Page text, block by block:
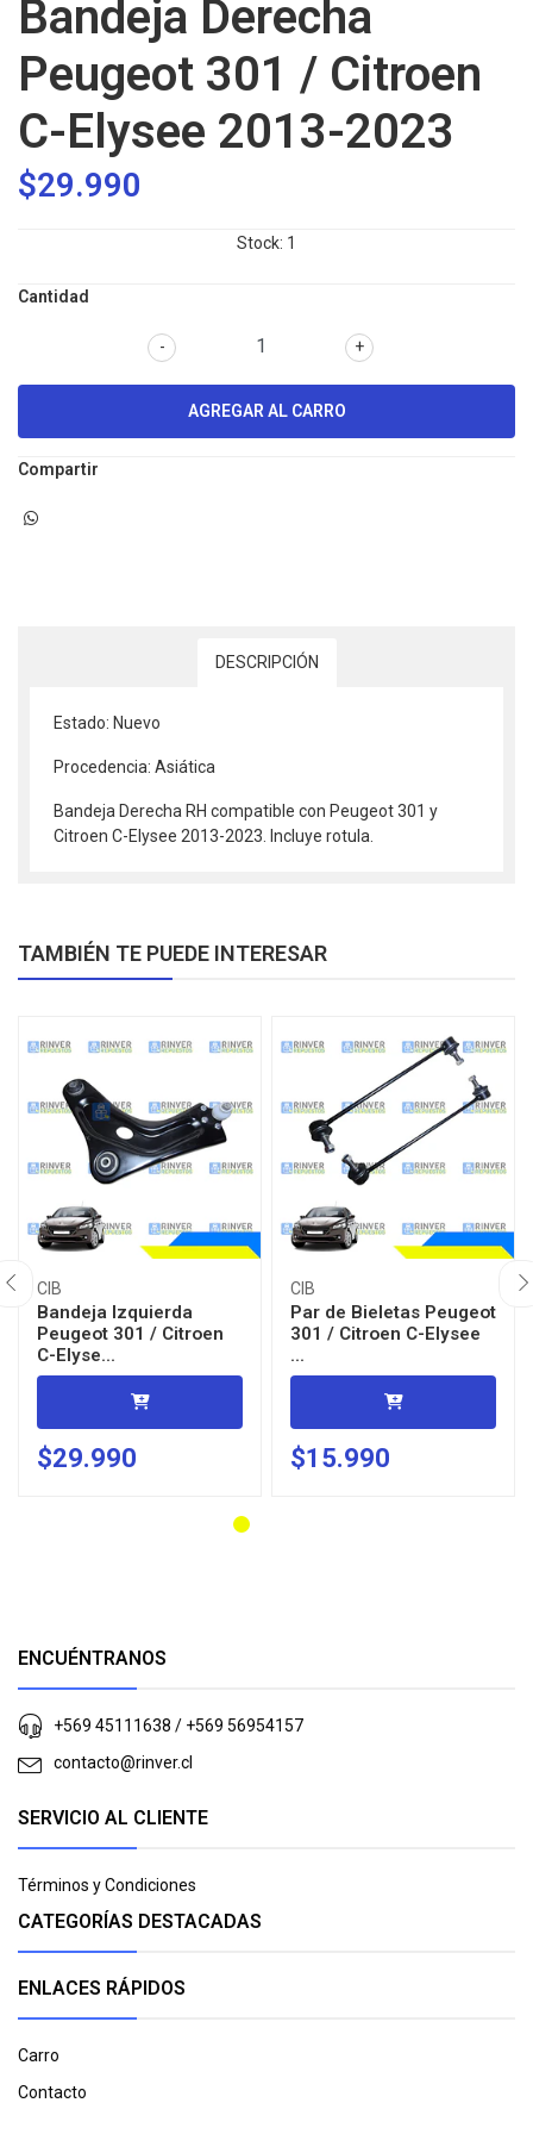
Bandeja Derecha
Peugeot 301 / Citroen
C-Elysee 2013-2023
$29.990
Stock: 1
Cantidad
+
-
Compartir
DESCRIPCIÓN
Estado: Nuevo
Procedencia: Asiática
Bandeja Derecha RH compatible con Peugeot 301 y
Citroen C-Elysee 2013-2023. Incluye rotula.
TAMBIÉN TE PUEDE INTERESAR
CIB
Bandeja Izquierda
Peugeot 301 / Citroen
C-Elyse...
$29.990
CIB
Par de Bieletas Peugeot
301 / Citroen C-Elysee
...
$15.990
ENCUÉNTRANOS
+569 45111638 / +569 56954157
contacto@rinver.cl
SERVICIO AL CLIENTE
Términos y Condiciones
CATEGORÍAS DESTACADAS
ENLACES RÁPIDOS
Carro
Contacto